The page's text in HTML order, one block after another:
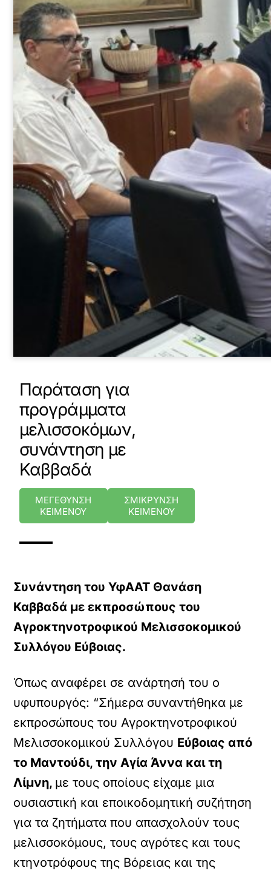
Παράταση για
προγράμματα
μελισσοκόμων,
συνάντηση με
Καββαδά
ΜΕΓΕΘΥΝΣΗ
ΚΕΙΜΕΝΟΥ
ΣΜΙΚΡΥΝΣΗ
ΚΕΙΜΕΝΟΥ
Συνάντηση του ΥφΑΑΤ Θανάση
Καββαδά με εκπροσώπους του
Αγροκτηνοτροφικού Μελισσοκομικού
Συλλόγου Εύβοιας.
Όπως αναφέρει σε ανάρτησή του ο
υφυπουργός: “Σήμερα συναντήθηκα με
εκπροσώπους του Αγροκτηνοτροφικού
Μελισσοκομικού Συλλόγου Εύβοιας από
το Μαντούδι, την Αγία Άννα και τη
Λίμνη, με τους οποίους είχαμε μια
ουσιαστική και εποικοδομητική συζήτηση
για τα ζητήματα που απασχολούν τους
μελισσοκόμους, τους αγρότες και τους
κτηνοτρόφους της Βόρειας και της